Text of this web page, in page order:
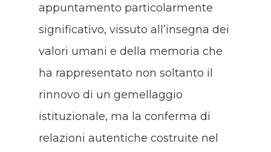
appuntamento particolarmente
significativo, vissuto all’insegna dei
valori umani e della memoria che
ha rappresentato non soltanto il
rinnovo di un gemellaggio
istituzionale, ma la conferma di
relazioni autentiche costruite nel